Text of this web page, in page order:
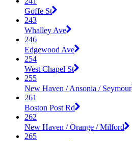
Goffe St
243
Whalley Ave
246
Edgewood Ave
254
West Chapel St
255
New Haven / Ansonia / Seymour
261
Boston Post Rd
262
New Haven / Orange / Milford
265